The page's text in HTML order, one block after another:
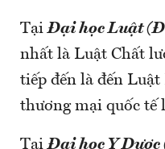
TạiĐại học Luật
nhất là Luật Chất
tiếp đến là đến
thương mại quốc tế
TạiĐại học Y